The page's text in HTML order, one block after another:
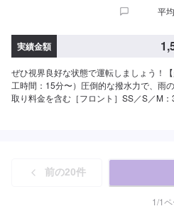
11,800円〜▶︎9,800円《一覧の作業をま
下記の通りにコースが分かれています。
軽四：26,900円▶︎22,000円軽四以外：
▶︎19,500円⚪︎トパーズ＜A＞＋＜D＞軽
17,300円〜▶︎14,000円⚪︎ルビー＜A＞＋
以外：12,300円〜▶︎9,900円⚪︎サファイア
以外：14,900円〜▶︎11,800円
平
実績金額
ぜひ視界良好な状態で運転しましょう！
工時間：15分〜）圧倒的な撥水力で、雨
取り料金を含む［フロント］SS／S／M
10分〜）走行中に視界をさえぎるギラギ
ます。［フロント］SS／S／M：1,700円
ルーフ含む）］SS／S／M：4,700円L／
の”ウロコ”取り】（施工時間：30分〜）
前の20件
1/1